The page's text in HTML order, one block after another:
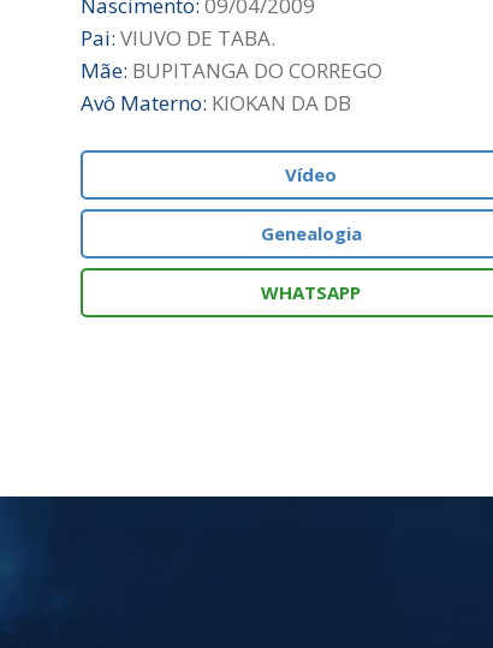
Nascimento: 09/04/2009
Pai: VIUVO DE TABA.
Mãe: BUPITANGA DO CORREGO
Avô Materno: KIOKAN DA DB
Vídeo
Genealogia
WHATSAPP